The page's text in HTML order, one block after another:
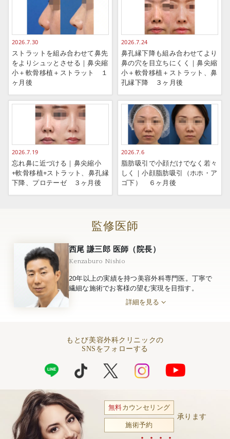
2026.7.30
ストラットを組み合わせて鼻先
をよりシュッとさせる｜鼻尖縮
小＋軟骨移植＋ストラット １
ヶ月後
2026.7.24
鼻孔縁下降も組み合わせてより
鼻の穴を目立ちにくく｜鼻尖縮
小＋軟骨移植＋ストラット、鼻
孔縁下降 ３ヶ月後
2026.7.19
忘れ鼻に近づける｜鼻尖縮小
+軟骨移植+ストラット、鼻孔縁
下降、プロテーゼ ３ヶ月後
2026.7.6
脂肪吸引で小顔だけでなく若々
しく｜小顔脂肪吸引（ホホ・ア
ゴ下） ６ヶ月後
監修医師
西尾 謙三郎 医師（院長）
Kenzaburo Nishio
20年以上の実績を持つ美容外科専門医。丁寧で
繊細な施術でお客様の望む実現を目指す。
詳細を見る
もとび美容外科クリニックの
SNSをフォローする
無料カウンセリング
施術予約
承ります